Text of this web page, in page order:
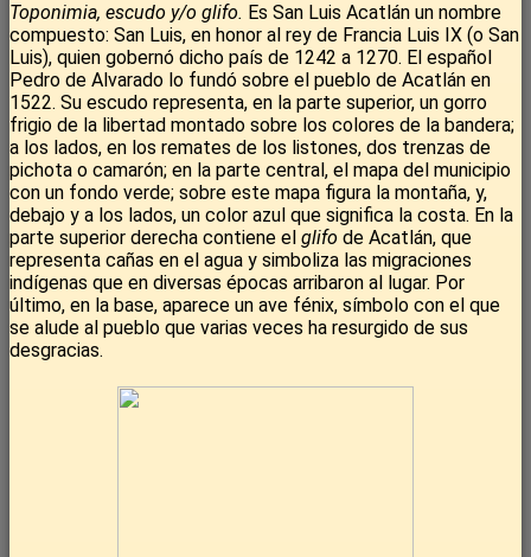
Toponimia, escudo y/o glifo. Es San Luis Acatlán un nombre
compuesto: San Luis, en honor al rey de Francia Luis IX (o San
Luis), quien gobernó dicho país de 1242 a 1270. El español
Pedro de Alvarado lo fundó sobre el pueblo de Acatlán en
1522. Su escudo representa, en la parte superior, un gorro
frigio de la libertad montado sobre los colores de la bandera;
a los lados, en los remates de los listones, dos trenzas de
pichota o camarón; en la parte central, el mapa del municipio
con un fondo verde; sobre este mapa figura la montaña, y,
debajo y a los lados, un color azul que significa la costa. En la
parte superior derecha contiene el glifo de Acatlán, que
representa cañas en el agua y simboliza las migraciones
indígenas que en diversas épocas arribaron al lugar. Por
último, en la base, aparece un ave fénix, símbolo con el que
se alude al pueblo que varias veces ha resurgido de sus
desgracias.